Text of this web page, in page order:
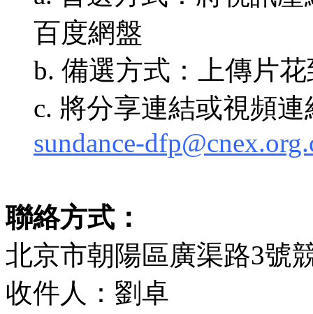
百度網盤
b. 備選方式：上傳片
c. 將分享連結或視頻
sundance-
聯絡方式：
北京市朝陽區廣渠路3號
收件人：劉卓